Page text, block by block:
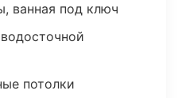
ванная под ключ
потолки